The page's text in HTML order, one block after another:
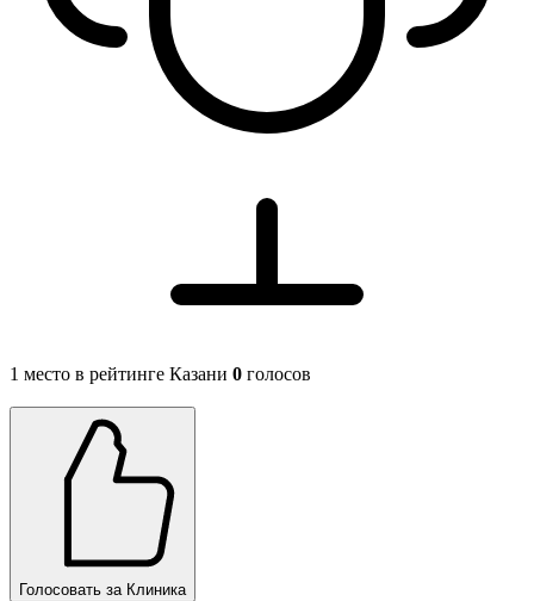
1 место в рейтинге Казани 0 голосов
Голосовать за Клиника